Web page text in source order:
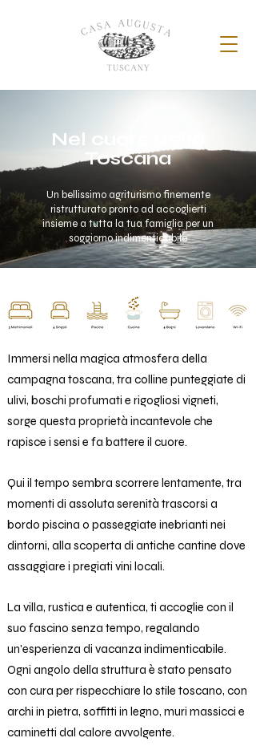
Nel cuore della
Toscana
Un bellissimo agriturismo finemente
ristrutturato pronto ad accoglierti
insieme a tutta la tua famiglia per un
soggiorno indimenticabile
Immersi nella magica atmosfera della
campagna toscana, tra colline punteggiate di
ulivi, boschi profumati e rigogliosi vigneti,
sorge questa proprietà incantevole che
rapisce i sensi e fa battere il cuore.
Qui il tempo sembra scorrere lentamente, tra
momenti di assoluta serenità trascorsi a
bordo piscina o passeggiate inebrianti nei
dintorni, alla scoperta di antiche cantine dove
assaggiare i pregiati vini locali.
La villa, rustica e autentica, ti accoglie con il
suo fascino senza tempo, regalando
un'esperienza di vacanza indimenticabile.
Ogni angolo della struttura è stato pensato
con cura per rispecchiare lo stile toscano, con
archi in pietra, soffitti in legno, muri massicci e
caminetti dal calore avvolgente.